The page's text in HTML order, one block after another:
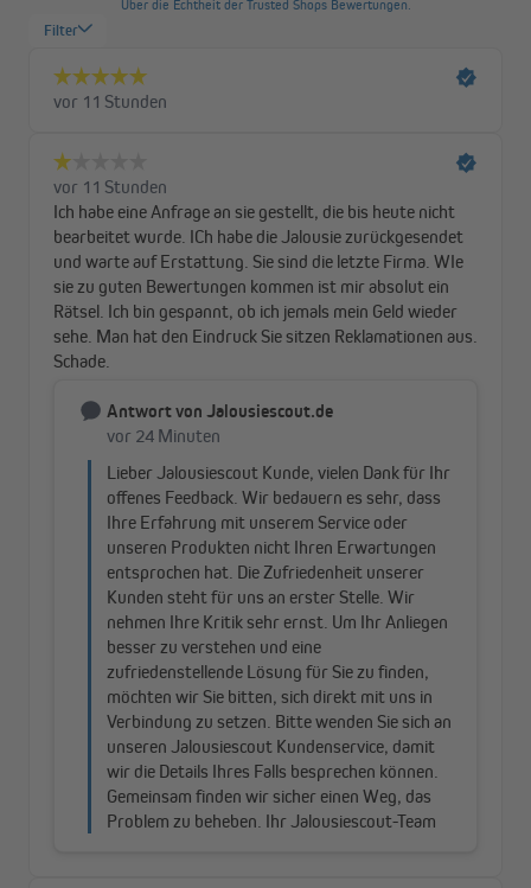
warten musst.
Rollo im Detail